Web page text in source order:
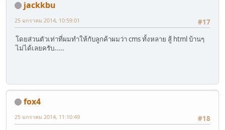
jackkbu
#17
25 มกราคม 2014, 10:59:01
โดยส่วนตัวเท่าที่ผมทำให้กับลูกค้าผมว่า cms ทั้งหลาย สู้ html บ้านๆ
ไม่ได้เลยครับ.....
fox4
#18
25 มกราคม 2014, 11:10:49